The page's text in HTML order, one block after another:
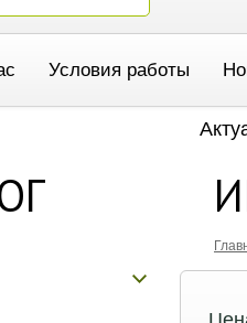
Условия работы